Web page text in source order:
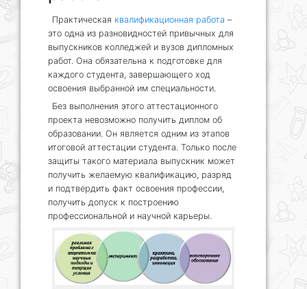
Практическая квалификационная работа –
это одна из разновидностей привычных для
выпускников колледжей и вузов дипломных
работ. Она обязательна к подготовке для
каждого студента, завершающего ход
освоения выбранной им специальности.
Без выполнения этого аттестационного
проекта невозможно получить диплом об
образовании. Он является одним из этапов
итоговой аттестации студента. Только после
защиты такого материала выпускник может
получить желаемую квалификацию, разряд
и подтвердить факт освоения профессии,
получить допуск к построению
профессиональной и научной карьеры.